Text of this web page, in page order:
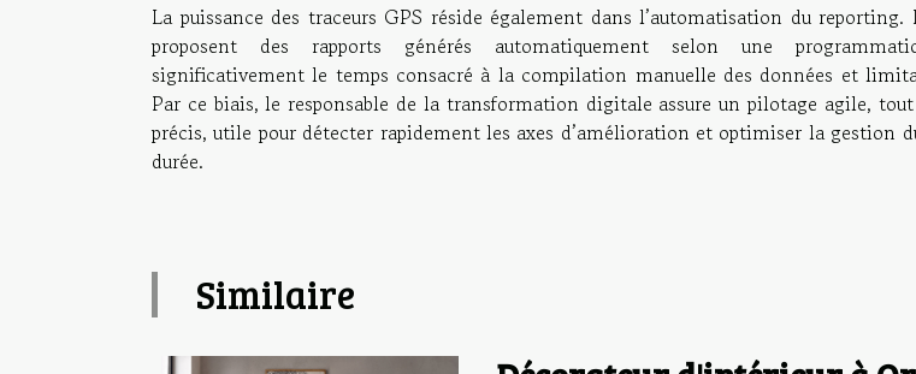
La puissance des traceurs GPS réside également dans l’automatisation du
proposent des rapports générés automatiquement selon une
significativement le temps consacré à la compilation manuelle des données et
Par ce biais, le responsable de la transformation digitale assure un pilotage agile,
précis, utile pour détecter rapidement les axes d’amélioration et optimiser la gestion
durée.
Similaire